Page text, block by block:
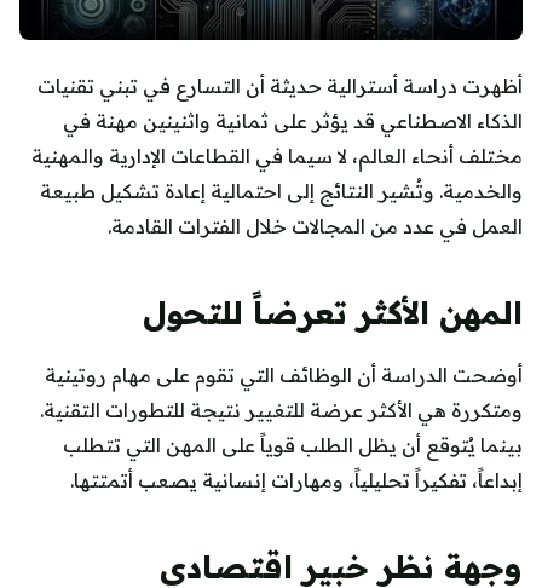
أظهرت دراسة أسترالية حديثة أن التسارع في تبني تقنيات
الذكاء الاصطناعي قد يؤثر على ثمانية واثنينين مهنة في
مختلف أنحاء العالم، لا سيما في القطاعات الإدارية والمهنية
والخدمية. وتُشير النتائج إلى احتمالية إعادة تشكيل طبيعة
العمل في عدد من المجالات خلال الفترات القادمة.
المهن الأكثر تعرضاً للتحول
أوضحت الدراسة أن الوظائف التي تقوم على مهام روتينية
ومتكررة هي الأكثر عرضة للتغيير نتيجة للتطورات التقنية.
بينما يُتوقع أن يظل الطلب قوياً على المهن التي تتطلب
إبداعاً، تفكيراً تحليلياً، ومهارات إنسانية يصعب أتمتتها.
وجهة نظر خبير اقتصادي